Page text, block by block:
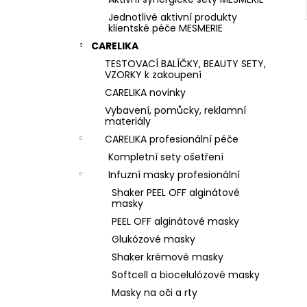
Jednotlivé aktivní produkty
klientské péče MESMERIE
CARELIKA
TESTOVACÍ BALÍČKY, BEAUTY SETY,
VZORKY k zakoupení
CARELIKA novinky
Vybavení, pomůcky, reklamní
materiály
CARELIKA profesionální péče
Kompletní sety ošetření
Infuzní masky profesionální
Shaker PEEL OFF alginátové
masky
PEEL OFF alginátové masky
Glukózové masky
Shaker krémové masky
Softcell a biocelulózové masky
Masky na oči a rty